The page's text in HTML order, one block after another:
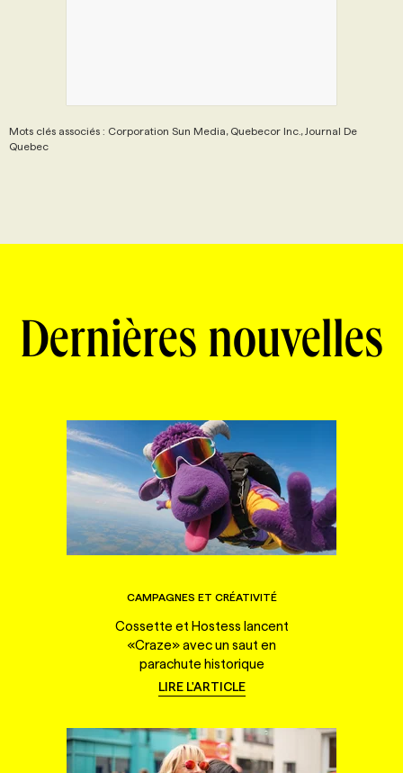
Mots clés associés : Corporation Sun Media, Quebecor Inc., Journal De
Quebec
Dernières nouvelles
CAMPAGNES ET CRÉATIVITÉ
Cossette et Hostess lancent
«Craze» avec un saut en
parachute historique
LIRE L'ARTICLE